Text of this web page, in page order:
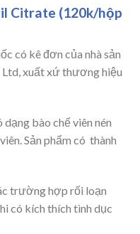
Citrate (120k/hộp
có kê đơn của nhà sản
xuất xứ thương hiệu
bào chế viên nén
Sản phẩm có thành
trường hợp rối loạn
có kích thích tình dục